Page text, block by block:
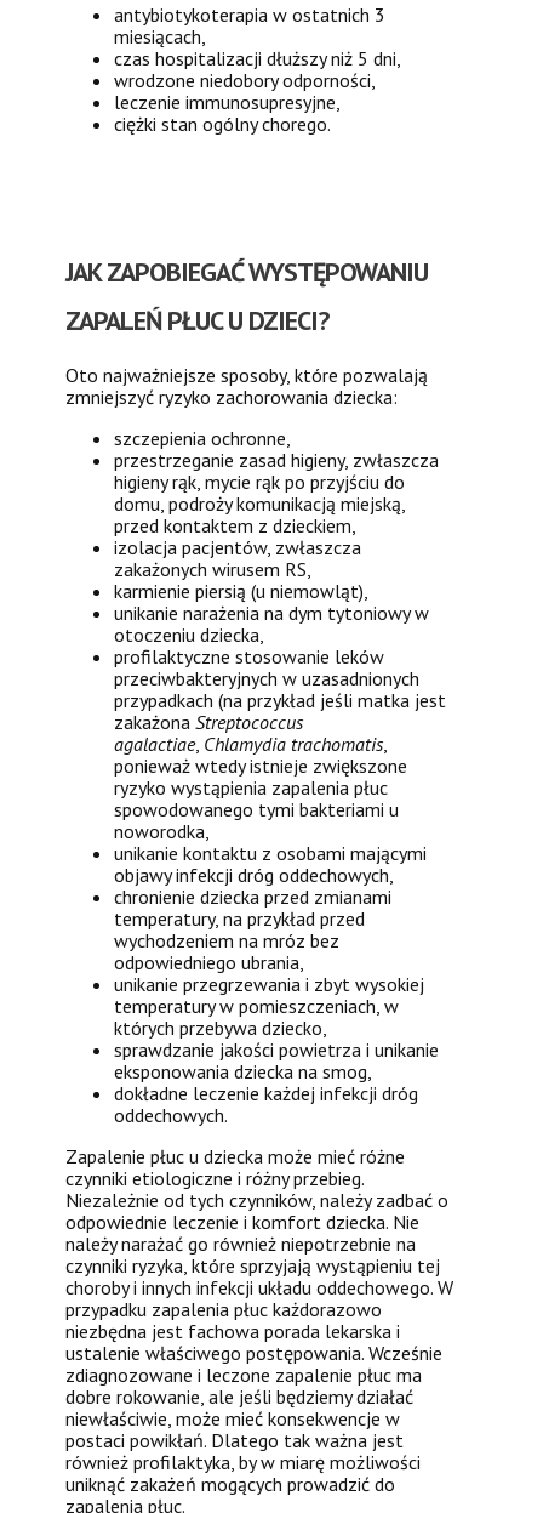
antybiotykoterapia w ostatnich 3
miesiącach,
czas hospitalizacji dłuższy niż 5 dni,
wrodzone niedobory odporności,
leczenie immunosupresyjne,
ciężki stan ogólny chorego.
JAK ZAPOBIEGAĆ WYSTĘPOWANIU
ZAPALEŃ PŁUC U DZIECI?
Oto najważniejsze sposoby, które pozwalają
zmniejszyć ryzyko zachorowania dziecka:
szczepienia ochronne,
przestrzeganie zasad higieny, zwłaszcza
higieny rąk, mycie rąk po przyjściu do
domu, podroży komunikacją miejską,
przed kontaktem z dzieckiem,
izolacja pacjentów, zwłaszcza
zakażonych wirusem RS,
karmienie piersią (u niemowląt),
unikanie narażenia na dym tytoniowy w
otoczeniu dziecka,
profilaktyczne stosowanie leków
przeciwbakteryjnych w uzasadnionych
przypadkach (na przykład jeśli matka jest
zakażona Streptococcus
agalactiae, Chlamydia trachomatis,
ponieważ wtedy istnieje zwiększone
ryzyko wystąpienia zapalenia płuc
spowodowanego tymi bakteriami u
noworodka,
unikanie kontaktu z osobami mającymi
objawy infekcji dróg oddechowych,
chronienie dziecka przed zmianami
temperatury, na przykład przed
wychodzeniem na mróz bez
odpowiedniego ubrania,
unikanie przegrzewania i zbyt wysokiej
temperatury w pomieszczeniach, w
których przebywa dziecko,
sprawdzanie jakości powietrza i unikanie
eksponowania dziecka na smog,
dokładne leczenie każdej infekcji dróg
oddechowych.
Zapalenie płuc u dziecka może mieć różne
czynniki etiologiczne i różny przebieg.
Niezależnie od tych czynników, należy zadbać o
odpowiednie leczenie i komfort dziecka. Nie
należy narażać go również niepotrzebnie na
czynniki ryzyka, które sprzyjają wystąpieniu tej
choroby i innych infekcji układu oddechowego. W
przypadku zapalenia płuc każdorazowo
niezbędna jest fachowa porada lekarska i
ustalenie właściwego postępowania. Wcześnie
zdiagnozowane i leczone zapalenie płuc ma
dobre rokowanie, ale jeśli będziemy działać
niewłaściwie, może mieć konsekwencje w
postaci powikłań. Dlatego tak ważna jest
również profilaktyka, by w miarę możliwości
uniknąć zakażeń mogących prowadzić do
zapalenia płuc.